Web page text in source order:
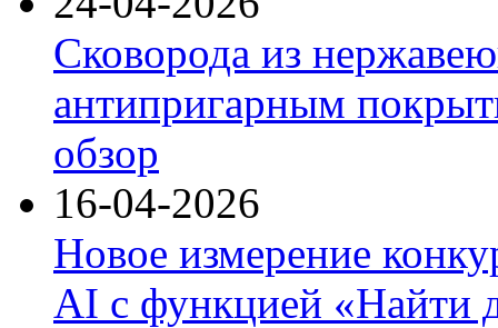
Сковорода из
антипригарным
обзор
16-04-2026
Новое измерение
AI с функцией «Найти